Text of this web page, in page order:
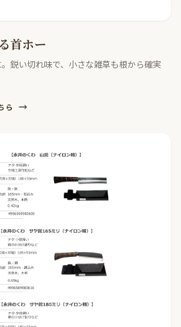
首ホー
鋭い切れ味で、小さな雑草も根から確実
ら